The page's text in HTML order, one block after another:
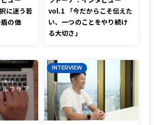
に迷う若
の価
vol.1 「今だからこそ伝えた
い、一つのことをやり続け
る大切さ」
INTERVIEW